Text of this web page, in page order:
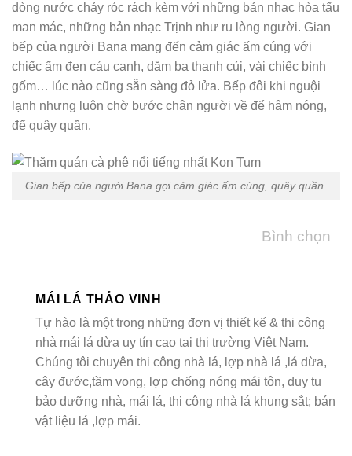
dòng nước chảy róc rách kèm với những bản nhạc hòa tấu
man mác, những bản nhạc Trịnh như ru lòng người. Gian
bếp của người Bana mang đến cảm giác ấm cúng với
chiếc ấm đen cáu cạnh, dăm ba thanh củi, vài chiếc bình
gốm… lúc nào cũng sẵn sàng đỏ lửa. Bếp đôi khi nguội
lạnh nhưng luôn chờ bước chân người về để hâm nóng,
để quây quần.
Gian bếp của người Bana gợi cảm giác ấm cúng, quây quần.
Bình chọn
MÁI LÁ THẢO VINH
Tự hào là một trong những đơn vị thiết kế & thi công
nhà mái lá dừa uy tín cao tại thị trường Việt Nam.
Chúng tôi chuyên thi công nhà lá, lợp nhà lá ,lá dừa,
cây đước,tầm vong, lợp chống nóng mái tôn, duy tu
bảo dưỡng nhà, mái lá, thi công nhà lá khung sắt; bán
vật liệu lá ,lợp mái.